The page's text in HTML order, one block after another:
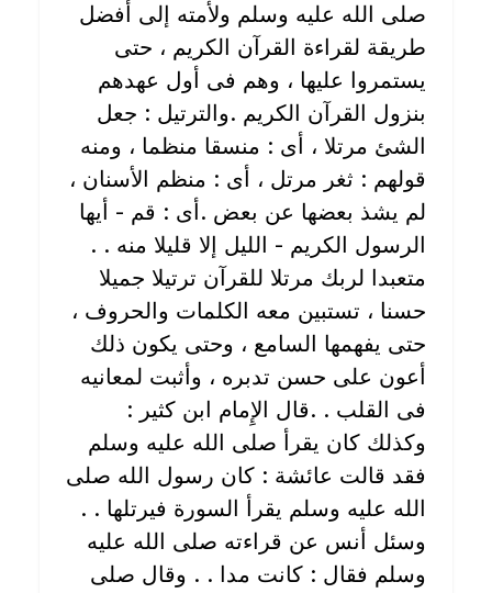
صلى الله عليه وسلم ولأمته إلى أفضل
طريقة لقراءة القرآن الكريم ، حتى
يستمروا عليها ، وهم فى أول عهدهم
بنزول القرآن الكريم .والترتيل : جعل
الشئ مرتلا ، أى : منسقا منظما ، ومنه
قولهم : ثغر مرتل ، أى : منظم الأسنان ،
لم يشذ بعضها عن بعض .أى : قم - أيها
الرسول الكريم - الليل إلا قليلا منه . .
متعبدا لربك مرتلا للقرآن ترتيلا جميلا
حسنا ، تستبين معه الكلمات والحروف ،
حتى يفهمها السامع ، وحتى يكون ذلك
أعون على حسن تدبره ، وأثبت لمعانيه
فى القلب . .قال الإِمام ابن كثير :
وكذلك كان يقرأ صلى الله عليه وسلم
فقد قالت عائشة : كان رسول الله صلى
الله عليه وسلم يقرأ السورة فيرتلها . .
وسئل أنس عن قراءته صلى الله عليه
وسلم فقال : كانت مدا . . وقال صلى